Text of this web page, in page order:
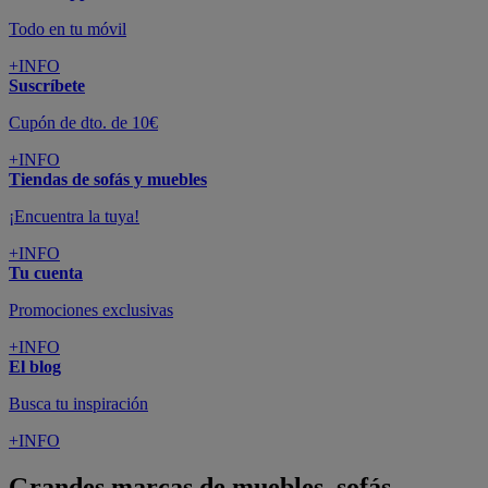
Todo en tu móvil
+INFO
Suscríbete
Cupón de dto. de 10€
+INFO
Tiendas de sofás y muebles
¡Encuentra la tuya!
+INFO
Tu cuenta
Promociones exclusivas
+INFO
El blog
Busca tu inspiración
+INFO